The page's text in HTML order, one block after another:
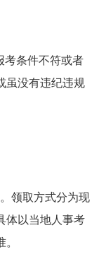
考条件不符或者
虽没有违纪违规
领取方式分为现
体以当地人事考